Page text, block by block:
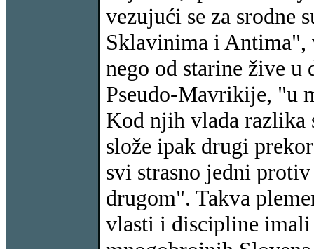
vezujući se za srodne
Sklavinima i Antima",
nego od starine žive
Pseudo-Mavrikije, "u
Kod njih vlada razlika
slože ipak drugi
svi strasno jedni
drugom". Takva
vlasti i discipline imali